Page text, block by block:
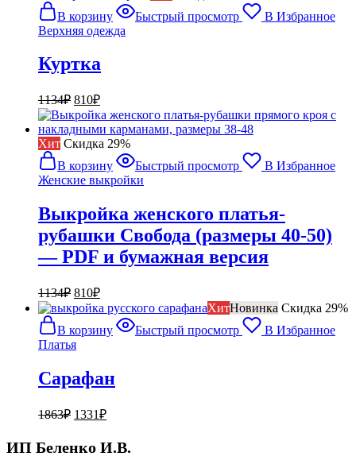
составляла
1134₽.
810₽.
В корзину
Быстрый просмотр
В Избранное
Верхняя одежда
Куртка
1134₽ Первоначальная
цена
составляла
1134₽.
810₽Текущая
цена:
810₽.
Хит Cкидка 29%
В корзину
Быстрый просмотр
В Избранное
Женские выкройки
Выкройка женского платья-
рубашки Свобода (размеры 40-50)
— PDF и бумажная версия
1134₽ Первоначальная
цена
составляла
1134₽.
810₽Текущая
цена:
810₽.
ХитНовинка Cкидка 29%
В корзину
Быстрый просмотр
В Избранное
Платья
Сарафан
1863₽ Первоначальная
составляла
1863₽.
1331₽Текущая
1331₽.
ИП Беленко И.В.